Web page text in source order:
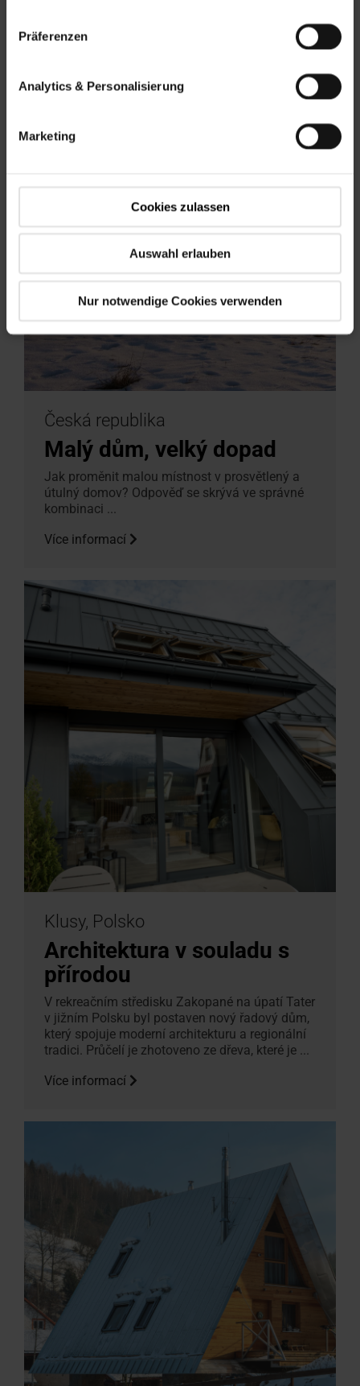
Präferenzen
Analytics & Personalisierung
Marketing
Cookies zulassen
Auswahl erlauben
Nur notwendige Cookies verwenden
Více informací
Česká republika
Malý dům, velký dopad
Jak proměnit malou místnost v prosvětlený a
útulný domov? Odpověď se skrývá ve správné
kombinaci ...
Více informací
Klusy, Polsko
Architektura v souladu s
přírodou
V rekreačním středisku Zakopané na úpatí Tater
v jižním Polsku byl postaven nový řadový dům,
který spojuje moderní architekturu a regionální
tradici. Průčelí je zhotoveno ze dřeva, které je ...
Více informací